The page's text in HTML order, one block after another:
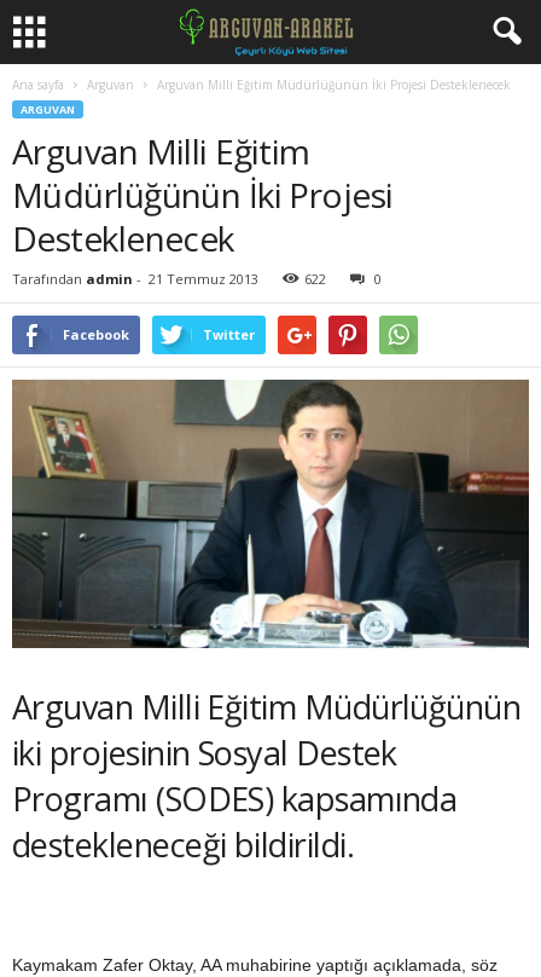
Ana sayfa Arguvan Arguvan Milli Eğitim Müdürlüğünün İki Projesi Desteklenecek
ARGUVAN
Arguvan Milli Eğitim
Müdürlüğünün İki Projesi
Desteklenecek
Tarafından admin - 21 Temmuz 2013 622 0
Facebook Twitter
Arguvan Milli Eğitim Müdürlüğünün
iki projesinin Sosyal Destek
Programı (SODES) kapsamında
destekleneceği bildirildi.
Kaymakam Zafer Oktay, AA muhabirine yaptığı açıklamada, söz